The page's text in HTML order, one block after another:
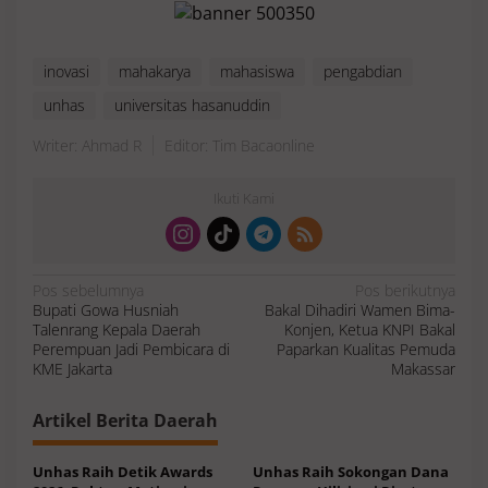
inovasi mahakarya mahasiswa
pengabdian
unhas
universitas hasanuddin
Writer: Ahmad R
Editor: Tim Bacaonline
v
i
g
a
s
i
Pos sebelumnya
Bupati Gowa Husniah
Talenrang Kepala Daerah
Perempuan Jadi Pembicara di
KME Jakarta
Pos berikutnya
Bakal Dihadiri Wamen Bima-
Konjen, Ketua KNPI Bakal
Paparkan Kualitas Pemuda
Makassar
Artikel Berita Daerah
Unhas Raih Detik Awards
Unhas Raih Sokongan Dana